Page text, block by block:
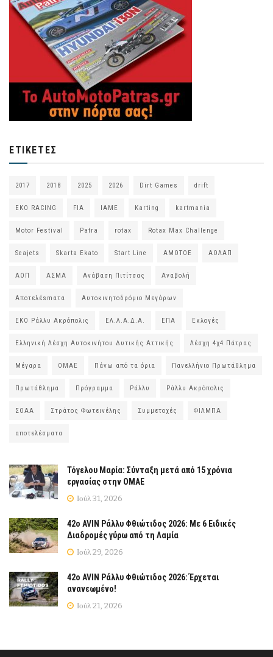
ΕΤΙΚΈΤΕΣ
2017 2018 2025 2026 Dirt Games drift
EKO RACING FIA IAME Karting kartmania
Motor Festival Patra rotax Rotax Max Challenge
Seajets Skarta Ekato Start Line ΑΜΟΤΟΕ ΑΟΛΑΠ
ΑΟΠ ΑΣΜΑ Ανάβαση Πιτίτσας Αναβολή
Αποτελέsmατα Αυτοκινητοδρόμιο Μεγάρων
ΕΚΟ Ράλλυ Ακρόπολις ΕΛ.Λ.Α.Δ.Α. ΕΠΑ Εκλογές
Ελληνική Λέσχη Αυτοκινήτου Δυτικής Αττικής Λέσχη 4χ4 Πάτρας
Μέγαρα ΟΜΑΕ Πάνω από τα όρια Πανελλήνιο Πρωτάθλημα
Πρωτάθλημα Πρόγραμμα Ράλλυ Ράλλυ Ακρόπολις
ΣΟΑΑ Στράτος Φωτεινέλης Συμμετοχές ΦΙΛΜΠΑ
αποτελέσματα
Τόγελου Μαρία: Σύνταξη μετά από 15 χρόνια
εργασίας στην ΟΜΑΕ
Ιούλ 31, 2026
42ο AVIN Ράλλυ Φθιώτιδος 2026: Με 6 Ειδικές
Διαδρομές γύρω από τη Λαμία
Ιούλ 29, 2026
42ο AVIN Ράλλυ Φθιώτιδος 2026: Έρχεται
ανανεωμένο!
Ιούλ 21, 2026